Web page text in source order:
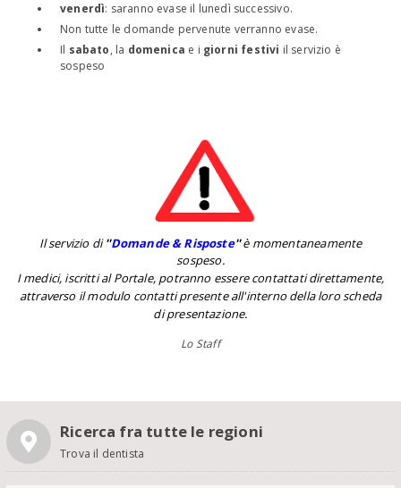
venerdì: saranno evase il lunedì successivo.
Non tutte le domande pervenute verranno evase.
Il sabato, la domenica e i giorni festivi il servizio è
sospeso
Il servizio di''Domande & Risposte''è momentaneamente
sospeso.
I medici, iscritti al Portale, potranno essere contattati direttamente,
attraverso il modulo contatti presente all'interno della loro scheda
di presentazione.
Lo Staff
Ricerca fra tutte le regioni
Trova il dentista